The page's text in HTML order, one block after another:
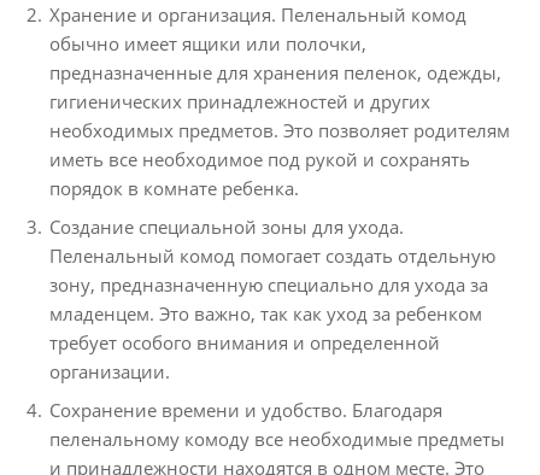
Хранение и организация. Пеленальный комод
обычно имеет ящики или полочки,
предназначенные для хранения пеленок, одежды,
гигиенических принадлежностей и других
необходимых предметов. Это позволяет родителям
иметь все необходимое под рукой и сохранять
порядок в комнате ребенка.
Создание специальной зоны для ухода.
Пеленальный комод помогает создать отдельную
зону, предназначенную специально для ухода за
младенцем. Это важно, так как уход за ребенком
требует особого внимания и определенной
организации.
Сохранение времени и удобство. Благодаря
пеленальному комоду все необходимые предметы
и принадлежности находятся в одном месте. Это